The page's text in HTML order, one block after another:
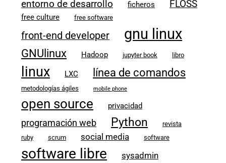
entorno de desarrollo
ficheros FLOSS
free culture free software
front-end developer gnu linux
GNUlinux Hadoop jupyter book libro
linux LXC línea de comandos
metodologías ágiles mobile phone
open source privacidad
programación web Python
revista
ruby
scrum social media software
software libre sysadmin